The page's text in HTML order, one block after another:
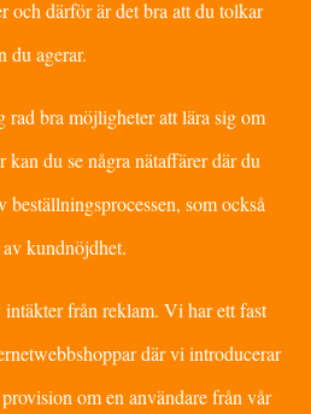
och därför är det bra att du tolkar
du agerar.
rad bra möjligheter att lära sig om
du se några nätaffärer där du
som också
kundnöjdhet.
intäkter från reklam. Vi har ett fast
där vi introducerar
om en användare från vår